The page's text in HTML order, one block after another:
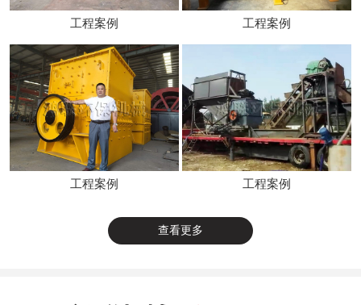
工程案例 工程案例
工程案例 工程案例
查看更多